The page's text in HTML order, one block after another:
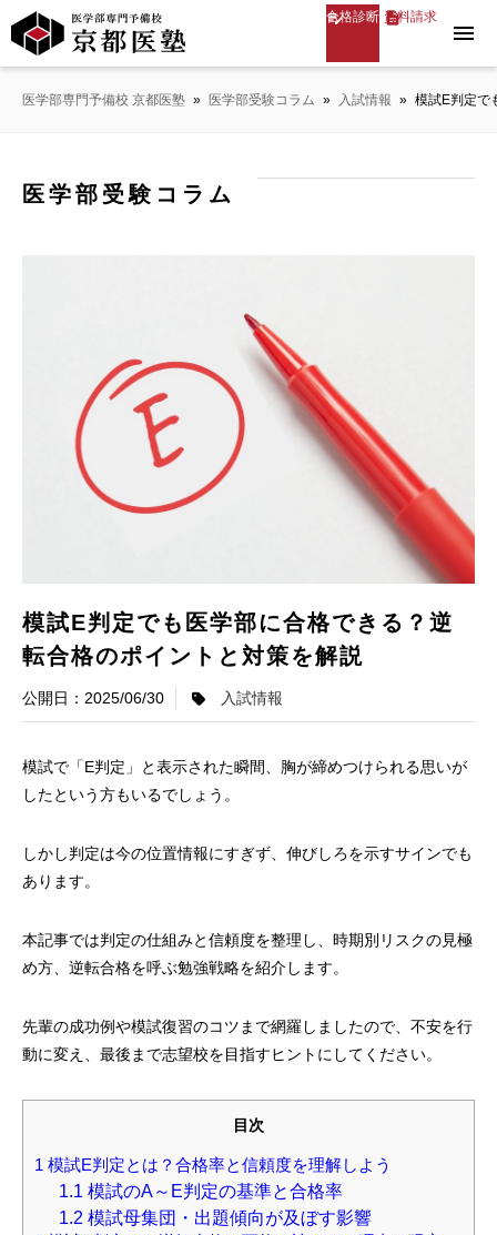
合格診断 資料請求
menu
医学部専門予備校 京都医塾 » 医学部受験コラム » 入試情報 » 模試E判定で
医学部受験コラム
模試E判定でも医学部に合格できる？逆
転合格のポイントと対策を解説
2025/06/30 入試情報
模試で「E判定」と表示された瞬間、胸が締めつけられる思いが
したという方もいるでしょう。
しかし判定は今の位置情報にすぎず、伸びしろを示すサインでも
あります。
本記事では判定の仕組みと信頼度を整理し、時期別リスクの見極
め方、逆転合格を呼ぶ勉強戦略を紹介します。
先輩の成功例や模試復習のコツまで網羅しましたので、不安を行
動に変え、最後まで志望校を目指すヒントにしてください。
目次
1 模試E判定とは？合格率と信頼度を理解しよう
1.1 模試のA～E判定の基準と合格率
1.2 模試母集団・出題傾向が及ぼす影響